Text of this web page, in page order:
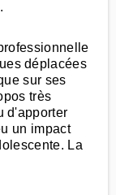
déplacées
sur ses
très
d'apporter
un impact
La